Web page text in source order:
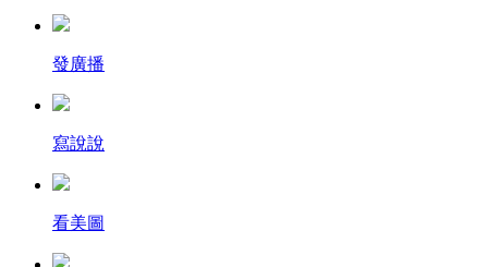
發廣播
寫說說
看美圖